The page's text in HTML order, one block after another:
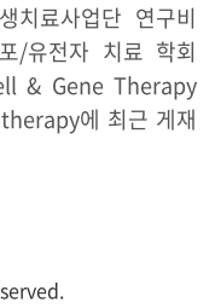
치료사업단 연구비
/유전자 치료 학회
& Gene Therapy
에 최근 게재